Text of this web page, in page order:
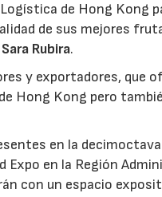
de Hong Kong
de sus mejores
Rubira.
y exportadores, que
Hong Kong pero
en la
Expo en la Región
con un espacio